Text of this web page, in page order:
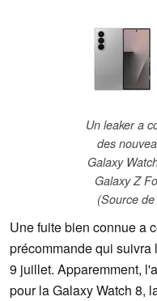
Un leaker a
des
Galaxy
Galaxy Z
(Source
Une fuite bien connue a
précommande qui
9 juillet. Apparemment,
pour la Galaxy Watch 8,